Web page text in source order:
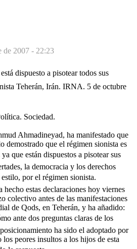
de 2007 - 22:23
dispuesto a pisotear todos sus
Teherán, Irán. IRNA. 5 de octubre
Sociedad.
Ahmadineyad, ha manifestado que
demostrado que el régimen sionista es
que están dispuestos a pisotear sus
la democracia y los derechos
por el régimen sionista.
estas declaraciones hoy viernes
colectivo antes de las manifestaciones
de Qods, en Teherán, y ha añadido:
ante dos preguntas claras de los
ha sido el adoptado por
peores insultos a los hijos de esta